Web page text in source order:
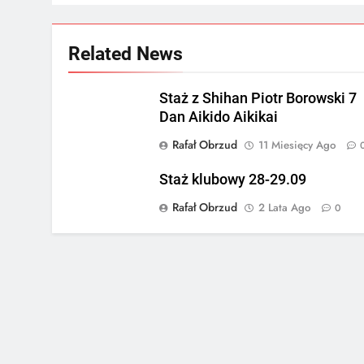
Related News
Staż z Shihan Piotr Borowski 7
Dan Aikido Aikikai
Rafał Obrzud
11 Miesięcy Ago
Staż klubowy 28-29.09
Rafał Obrzud
2 Lata Ago 0